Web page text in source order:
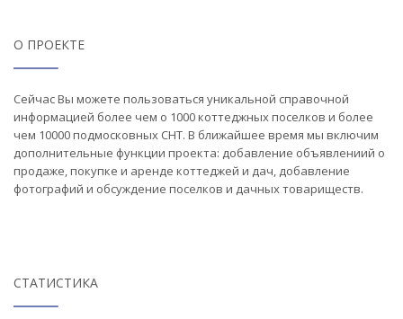
О ПРОЕКТЕ
Сейчас Вы можете пользоваться уникальной справочной
информацией более чем о 1000 коттеджных поселков и более
чем 10000 подмосковных СНТ. В ближайшее время мы включим
дополнительные функции проекта: добавление объявлениий о
продаже, покупке и аренде коттеджей и дач, добавление
фотографий и обсуждение поселков и дачных товариществ.
СТАТИСТИКА